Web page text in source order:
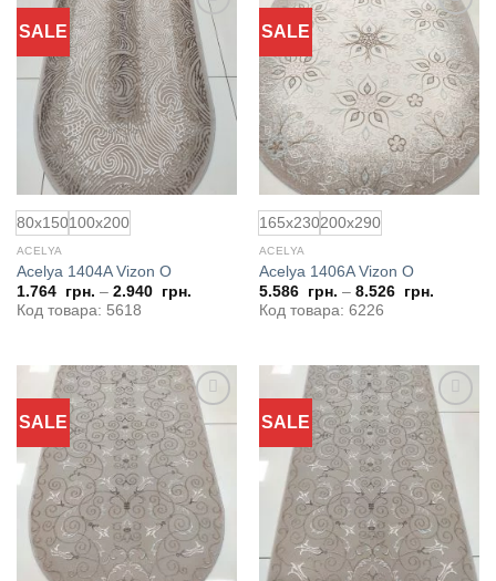
SALE
Добавить
в
избранное
80x150100x200
ACELYA
Acelya 1404A Vizon O
1.764 грн. – 2.940 грн.
Код товара: 5618
SALE
Добавить
в
избранное
165x230200x290
ACELYA
Acelya 1406A Vizon O
5.586 грн. – 8.526 грн.
Код товара: 6226
SALE
Добавить
в
избранное
SALE
Добавить
в
избранное